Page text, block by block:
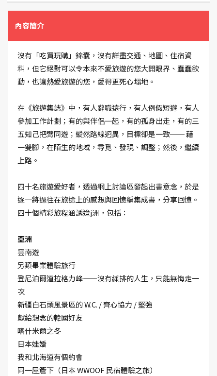
內容簡介
沒有「吃買玩購」錦囊，沒有詳盡交通、地圖、住宿資
料，但它絕對可以令本來不愛旅遊的您大開眼界、蠢蠢欲
動，也讓熱愛旅遊的您，愛得更死心塌地。
在《旅遊集誌》中，有人辭職遠行，有人例假短遊，有人
參加工作計劃；有的與伴侶一起，有的孤身出走，有的三
五知己把臂同遊；縱然路線迥異，目標卻是一致── 藉
一雙腳，在陌生的地域，尋覓、發現、調整；然後，繼續
上路。
四十名旅遊愛好者，透過網上討論區發起出書意念，於是
逐一將過往在旅途上的感想與回憶編集成書，分享回憶。
四十個精彩旅程涵誘迨j洲，包括：
亞洲
雲南遊
另類畢業體驗旅行
登尼泊爾道拉格力峰——沒有綵排的人生，只能無悔走一
次
新疆白石頭風景區的 W.C. / 齊心協力 / 堅強
獻給想念的韓國好友
喀什米爾之冬
日本娃嬌
我和北海道有個約會
同一屋簷下（日本 WWOOF 民宿體驗之旅）